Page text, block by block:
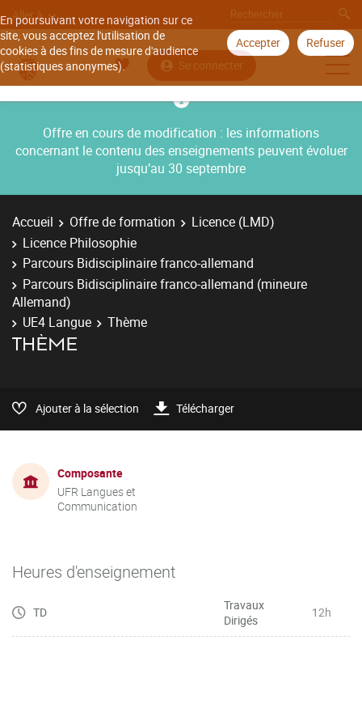
En poursuivant votre navigation sur ce
site, vous acceptez l'utilisation de
cookies à des fins de mesure d'audience
(statistiques anonymes).
Accepter Refuser
Aller à
Se connecter
Offre en cours de modification : les informations
concernant le contenu des enseignements peuvent évoluer
jusqu’au 30 septembre
Accueil Offre de formation
Licence (LMD)
Licence Philosophie
Parcours Bidisciplinaire franco-allemand
Parcours Bidisciplinaire franco-allemand (mineure
Allemand)
UE4 Langue
Thème
THÈME
Ajouter à la sélection Télécharger
Composante
UFR Langues et
Communication
Heures d'enseignement
TD
Travaux
Dirigés
12h